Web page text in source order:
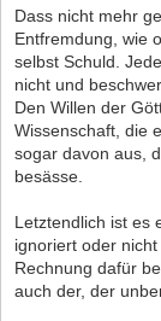
Dass nicht mehr
Entfremdung, wie
selbst Schuld.
nicht und
Den Willen der
Wissenschaft, die
sogar davon aus,
besässe.
Letztendlich ist es
ignoriert oder
Rechnung dafür
auch der, der